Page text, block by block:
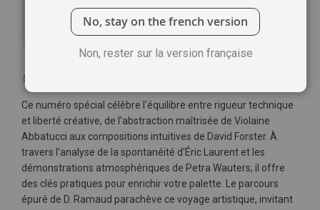
Soyez le premier à commenter ce produit
Ce numéro spécial célèbre l'équilibre entre rigueur technique
et liberté créative, de l'abstraction maîtrisée de Violaine
Abbatucci aux compositions intuitives de David Forster. À
travers l'analyse de la spontanéité d'Éric Laurent et les
démonstrations atmosphériques de Petra Wauters, il offre
des clés pratiques pour enrichir votre palette. Le parcours
épuré de D. Ramaud parachève ce voyage artistique, invitant
No, stay on the french version
Non, rester sur la version française